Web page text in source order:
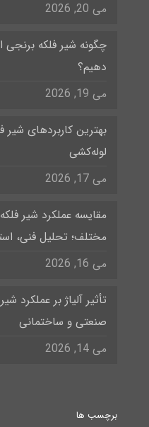
می 20, 2026
چگونه شیر فلکه
دهیم؟
می 19, 2026
بهترین کاربردهای
لوله‌کشی
می 17, 2026
مقایسه عملکرد شیر
مختلف؛ تحلیل فنی،
می 16, 2026
تأثیر آلیاژ بر عملکرد
صنعتی و ساختمانی
می 14, 2026
برچسب ها